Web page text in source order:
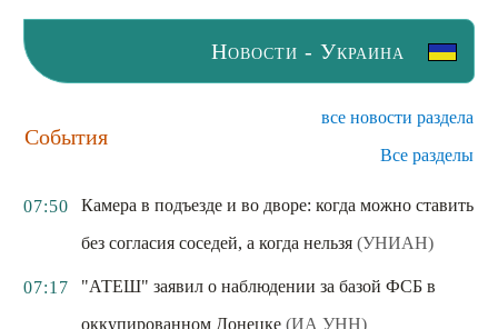
Новости - Украина
События
все новости раздела
Все разделы
07:50
Камера в подъезде и во дворе: когда можно ставить
без согласия соседей, а когда нельзя (УНИАН)
07:17
"АТЕШ" заявил о наблюдении за базой ФСБ в
оккупированном Донецке (ИА УНН)